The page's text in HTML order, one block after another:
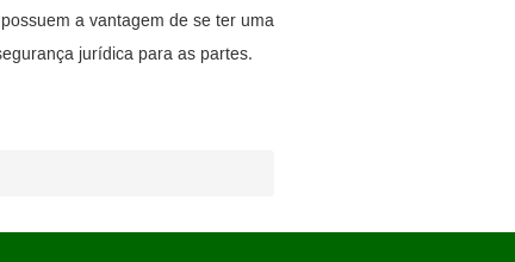
a vantagem de se ter uma
jurídica para as partes.